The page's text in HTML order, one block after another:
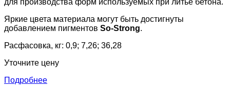
Яркие цвета материала могут быть достигнуты
добавлением пигментов So-Strong.
Расфасовка, кг: 0,9; 7,26; 36,28
Уточните цену
Подробнее